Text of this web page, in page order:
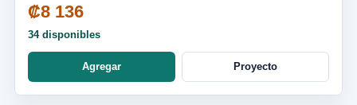
₡8 136
34 disponibles
Agregar Proyecto